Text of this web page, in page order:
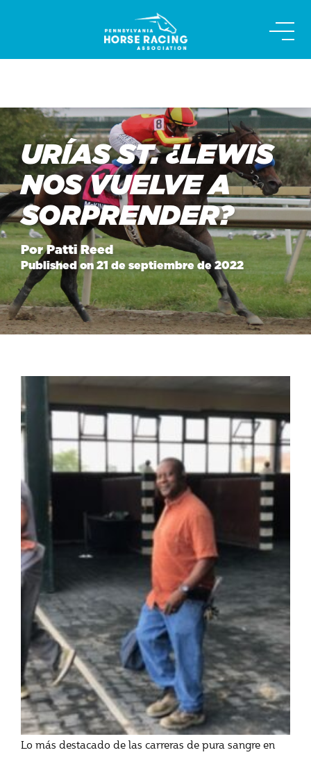
URÍAS ST. ¿LEWIS
NOS VUELVE A
SORPRENDER?
Por Patti Reed
Published on 21 de septiembre de 2022
Lo más destacado de las carreras de pura sangre en